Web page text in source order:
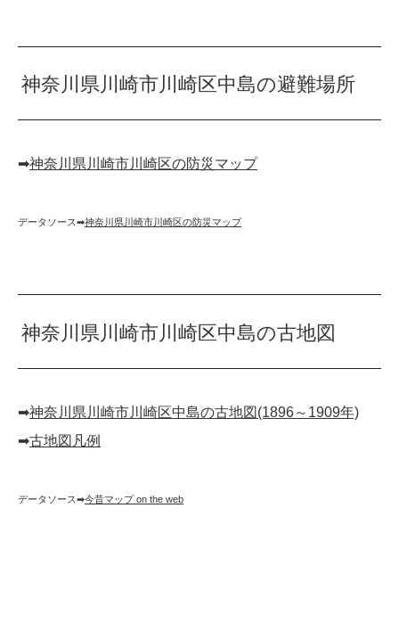
神奈川県川崎市川崎区中島の避難場所
➡︎神奈川県川崎市川崎区の防災マップ
データソース➡︎神奈川県川崎市川崎区の防災マップ
神奈川県川崎市川崎区中島の古地図
➡︎神奈川県川崎市川崎区中島の古地図(1896～1909年)
➡︎古地図凡例
データソース➡︎今昔マップ on the web